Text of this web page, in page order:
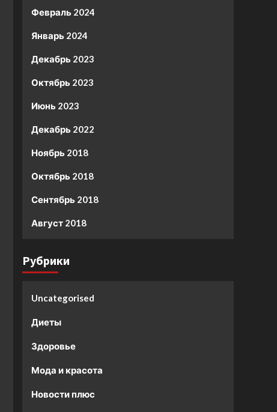
Февраль 2024
Январь 2024
Декабрь 2023
Октябрь 2023
Июнь 2023
Декабрь 2022
Ноябрь 2018
Октябрь 2018
Сентябрь 2018
Август 2018
Рубрики
Uncategorised
Диеты
Здоровье
Мода и красота
Новости плюс